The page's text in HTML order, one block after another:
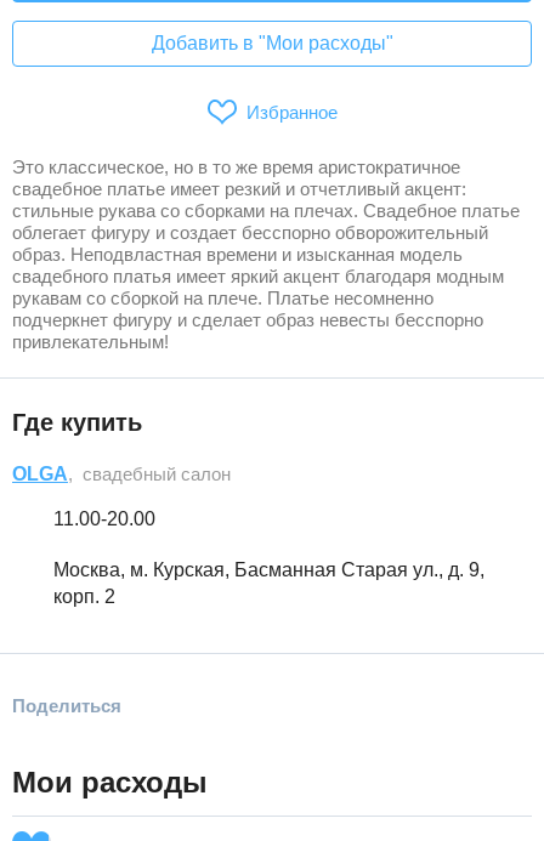
Добавить в "Мои расходы"
Избранное
Это классическое, но в то же время аристократичное
свадебное платье имеет резкий и отчетливый акцент:
стильные рукава со сборками на плечах. Свадебное платье
облегает фигуру и создает бесспорно обворожительный
образ. Неподвластная времени и изысканная модель
свадебного платья имеет яркий акцент благодаря модным
рукавам со сборкой на плече. Платье несомненно
подчеркнет фигуру и сделает образ невесты бесспорно
привлекательным!
Где купить
OLGA, свадебный салон
11.00-20.00
Москва, м. Курская, Басманная Старая ул., д. 9,
корп. 2
Поделиться
Мои расходы